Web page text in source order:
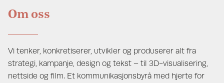
Om oss
Vi tenker, konkretiserer, utvikler og produserer alt fra
strategi, kampanje, design og tekst – til 3D-visualisering,
nettside og film. Et kommunikasjonsbyrå med hjerte for